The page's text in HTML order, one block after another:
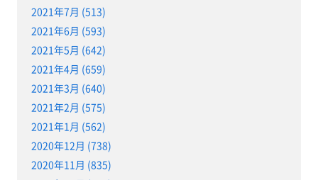
2021年7月 (513)
2021年6月 (593)
2021年5月 (642)
2021年4月 (659)
2021年3月 (640)
2021年2月 (575)
2021年1月 (562)
2020年12月 (738)
2020年11月 (835)